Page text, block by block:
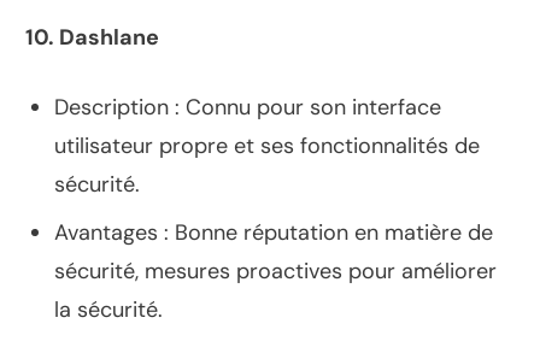
10. Dashlane
Description : Connu pour son interface
utilisateur propre et ses fonctionnalités de
sécurité.
Avantages : Bonne réputation en matière de
sécurité, mesures proactives pour améliorer
la sécurité.